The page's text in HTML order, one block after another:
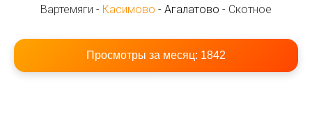
Вартемяги - Касимово - Агалатово - Скотное
Просмотры за месяц: 1842